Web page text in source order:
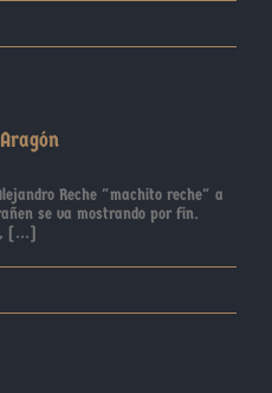
Reche "machito reche" a
se va mostrando por fin.
[...]